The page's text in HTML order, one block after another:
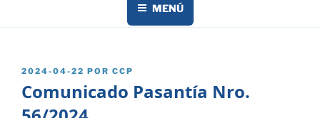
MENÚ
PUBLICADO
2024-04-22 POR CCP
Comunicado Pasantía Nro.